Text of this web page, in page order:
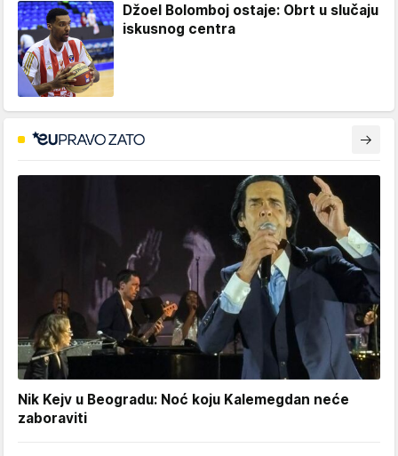
Džoel Bolomboj ostaje: Obrt u slučaju
iskusnog centra
Nik Kejv u Beogradu: Noć koju Kalemegdan neće
zaboraviti